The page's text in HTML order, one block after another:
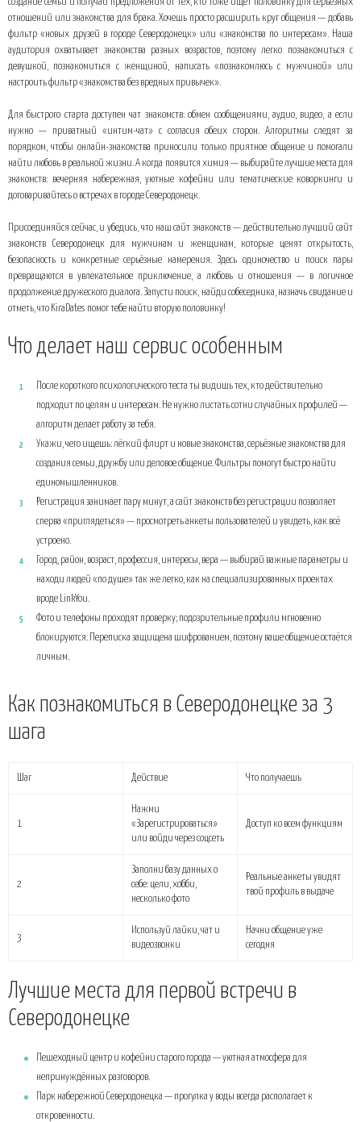
создание семьи и получай предложения от тех, кто тоже ищет половинку для серьёзных
отношений или знакомства для брака. Хочешь просто расширить круг общения — добавь
фильтр «новых друзей в городе Северодонецк» или «знакомства по интересам». Наша
аудитория охватывает знакомства разных возрастов, поэтому легко познакомиться с
девушкой, познакомиться с женщиной, написать «познакомлюсь с мужчиной» или
настроить фильтр «знакомства без вредных привычек».
Для быстрого старта доступен чат знакомств: обмен сообщениями, аудио, видео, а если
нужно — приватный «интим-чат» с согласия обеих сторон. Алгоритмы следят за
порядком, чтобы онлайн-знакомства приносили только приятное общение и помогали
найти любовь в реальной жизни. А когда появится химия — выбирайте лучшие места для
знакомств: вечерняя набережная, уютные кофейни или тематические коворкинги и
договаривайтесь о встречах в городе Северодонецк.
Присоединяйся сейчас, и убедись, что наш сайт знакомств — действительно лучший сайт
знакомств Северодонецк для мужчинам и женщинам, которые ценят открытость,
безопасность и конкретные серьёзные намерения. Здесь одиночество и поиск пары
превращаются в увлекательное приключение, а любовь и отношения — в логичное
продолжение дружеского диалога. Запусти поиск, найди собеседника, назначь свидание и
отметь, что KiraDates помог тебе найти вторую половинку!
Что делает наш сервис особенным
После короткого психологического теста ты видишь тех, кто действительно
подходит по целям и интересам. Не нужно листать сотни случайных профилей —
алгоритм делает работу за тебя.
Укажи, чего ищешь: лёгкий флирт и новые знакомства, серьёзные знакомства для
создания семьи, дружбу или деловое общение. Фильтры помогут быстро найти
единомышленников.
Регистрация занимает пару минут, а сайт знакомств без регистрации позволяет
сперва «приглядеться» — просмотреть анкеты пользователей и увидеть, как всё
устроено.
Город, район, возраст, профессия, интересы, вера — выбирай важные параметры и
находи людей «по душе» так же легко, как на специализированных проектах
вроде LinkYou.
Фото и телефоны проходят проверку; подозрительные профили мгновенно
блокируются. Переписка защищена шифрованием, поэтому ваше общение остаётся
личным.
Как познакомиться в Северодонецке за 3
шага
Шаг Действие Что получаешь
1
Нажми
«Зарегистрироваться»
или войди через соцсеть
Доступ ко всем функциям
2
Заполни базу данных о
себе: цели, хобби,
несколько фото
Реальные анкеты увидят
твой профиль в выдаче
3
Используй лайки, чат и
видеозвонки
Начни общение уже
сегодня
Лучшие места для первой встречи в
Северодонецке
Пешеходный центр и кофейни старого города — уютная атмосфера для
непринуждённых разговоров.
Парк набережной Северодонецка — прогулка у воды всегда располагает к
откровенности.